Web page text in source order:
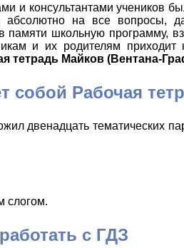
и консультантами учеников
на все вопросы,
памяти школьную программу,
и их родителям приходит
тетрадь Майков (Вентана-
собой Рабочая
двенадцать тематических
слогом.
с ГДЗ